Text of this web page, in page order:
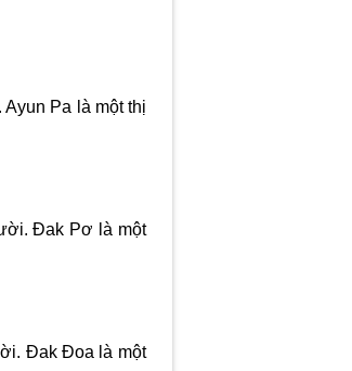
Pa là một thị
Đak Pơ là một
Đak Đoa là một